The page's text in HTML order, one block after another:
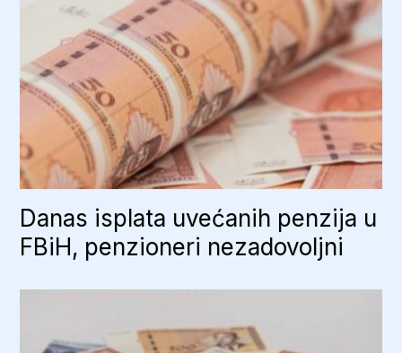
Danas isplata uvećanih penzija u
FBiH, penzioneri nezadovoljni